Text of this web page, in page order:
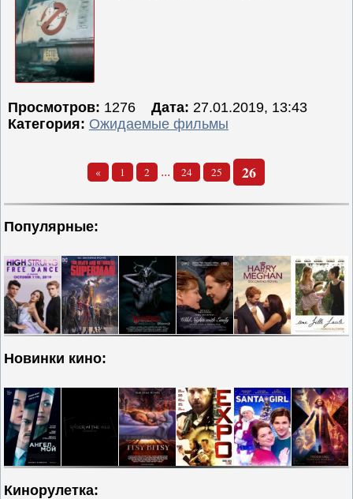
Просмотров: 1276 Дата: 27.01.2019, 13:43
Категория: Ожидаемые фильмы
« 1 2 ... 24 25 26
Популярные:
Новинки кино:
Кинорулетка: